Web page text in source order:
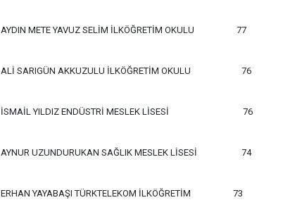
AYDIN METE YAVUZ SELİM İLKÖĞRETİM OKULU 77
ALİ SARIGÜN AKKUZULU İLKÖĞRETİM OKULU 76
İSMAİL YILDIZ ENDÜSTRİ MESLEK LİSESİ 76
AYNUR UZUNDURUKAN SAĞLIK MESLEK LİSESİ 74
ERHAN YAYABAŞI TÜRKTELEKOM İLKÖĞRETİM 73